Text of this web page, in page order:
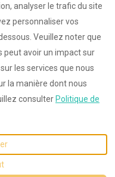
analyser le trafic du site
personnaliser vos
Veuillez noter que
peut avoir un impact sur
les services que nous
la manière dont nous
consulterPolitique de